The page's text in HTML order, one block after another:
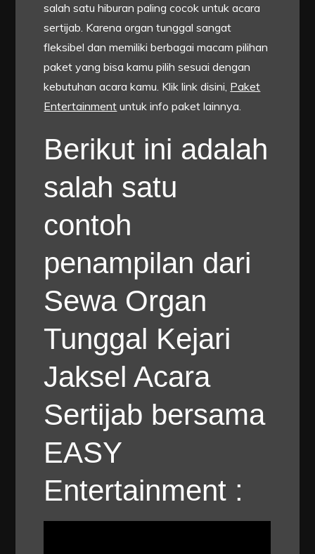
salah satu hiburan paling cocok untuk acara
sertijab. Karena organ tunggal sangat
fleksibel dan memiliki berbagai macam pilihan
paket yang bisa kamu pilih sesuai dengan
kebutuhan acara kamu. Klik link disini, Paket
Entertainment untuk info paket lainnya.
Berikut ini adalah
salah satu
contoh
penampilan dari
Sewa Organ
Tunggal Kejari
Jaksel Acara
Sertijab bersama
EASY
Entertainment :